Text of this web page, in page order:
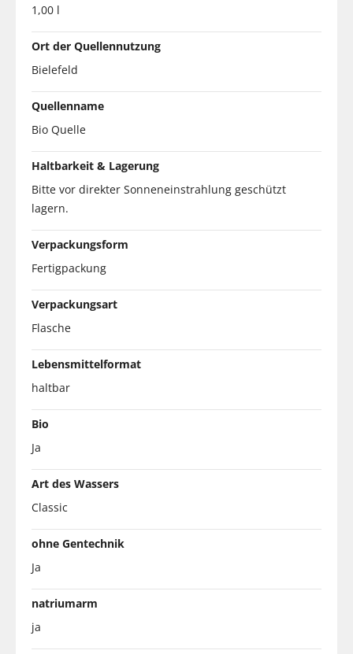
1,00 l
Ort der Quellennutzung
Bielefeld
Quellenname
Bio Quelle
Haltbarkeit & Lagerung
Bitte vor direkter Sonneneinstrahlung geschützt
lagern.
Verpackungsform
Fertigpackung
Verpackungsart
Flasche
Lebensmittelformat
haltbar
Bio
Ja
Art des Wassers
Classic
ohne Gentechnik
Ja
natriumarm
ja